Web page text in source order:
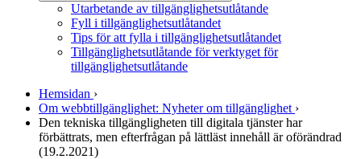
Utarbetande av tillgänglighetsutlåtande
Fyll i tillgänglighetsutlåtandet
Tips för att fylla i tillgänglighetsutlåtandet
Tillgänglighetsutlåtande för verktyget för
tillgänglighetsutlåtande
Hemsidan ›
Om webbtillgänglighet: Nyheter om tillgänglighet ›
Den tekniska tillgängligheten till digitala tjänster har
förbättrats, men efterfrågan på lättläst innehåll är oförändrad
(19.2.2021)